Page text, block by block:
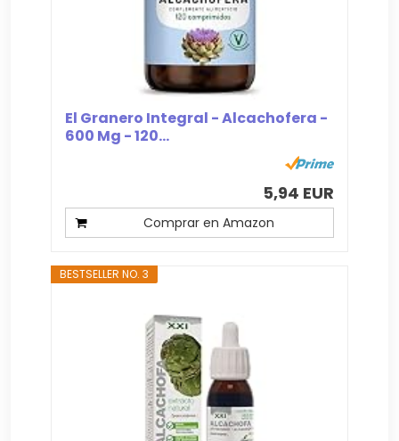
El Granero Integral - Alcachofera -
600 Mg - 120...
5,94 EUR
Comprar en Amazon
BESTSELLER NO. 3